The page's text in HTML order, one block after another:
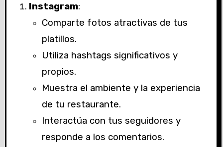
Instagram:
Comparte fotos atractivas de tus
platillos.
Utiliza hashtags significativos y
propios.
Muestra el ambiente y la experiencia
de tu restaurante.
Interactúa con tus seguidores y
responde a los comentarios.